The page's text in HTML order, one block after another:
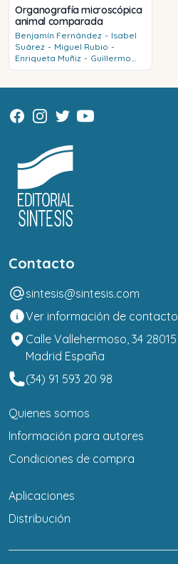
Organografía microscópica
animal comparada
Benjamín Fernández - Isabel
Suárez - Miguel Rubio -
Enriqueta Muñiz - Guillermo
Bodega
Contacto
sintesis@sintesis.com
Ver información de contacto
Calle Vallehermoso, 34 28015
Madrid España
(34) 91 593 20 98
Quienes somos
Información para autores
Condiciones de compra
Aplicaciones
Distribución